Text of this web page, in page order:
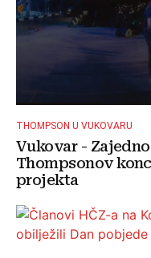
THOMPSON U VUKOVARU
Vukovar -
Thompsonov
projekta